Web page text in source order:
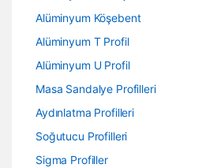
Alüminyum Köşebent
Alüminyum T Profil
Alüminyum U Profil
Masa Sandalye Profilleri
Aydınlatma Profilleri
Soğutucu Profilleri
Sigma Profiller